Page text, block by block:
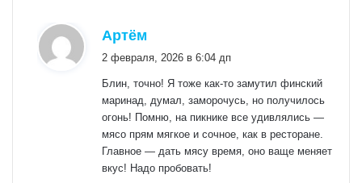
Артём
2 февраля, 2026 в 6:04 дп
Блин, точно! Я тоже как-то замутил финский
маринад, думал, заморочусь, но получилось
огонь! Помню, на пикнике все удивлялись —
мясо прям мягкое и сочное, как в ресторане.
Главное — дать мясу время, оно ваще меняет
вкус! Надо пробовать!